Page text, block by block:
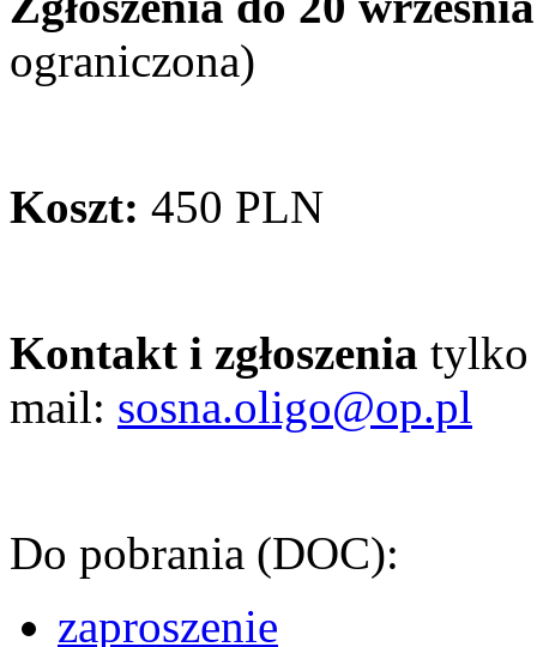
ograniczona)
Koszt: 450 PLN
Kontakt i zgłoszenia tylko
mail: sosna.oligo@op.pl
Do pobrania (DOC):
zaproszenie